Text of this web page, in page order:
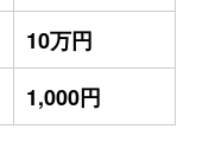
10万円
1,000円